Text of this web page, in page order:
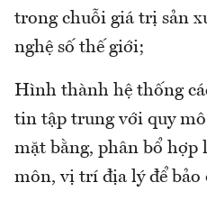
trong chuỗi giá trị sản
nghệ số thế giới;
Hình thành hệ thống
tin tập trung với quy
mặt bằng, phân bổ hợp
môn, vị trí địa lý để bảo